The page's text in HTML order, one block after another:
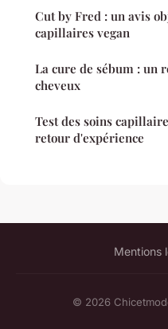
Cut by Fred : un avis
capillaires vegan
La cure de sébum : un
cheveux
Test des soins
retour d'expérience
Mentions
© 2026